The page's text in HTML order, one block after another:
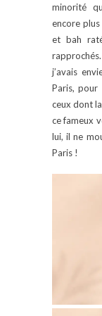
minorité
encore
et bah
j’avais
Paris,
ceux dont
ce fameux
lui, il ne
Paris !